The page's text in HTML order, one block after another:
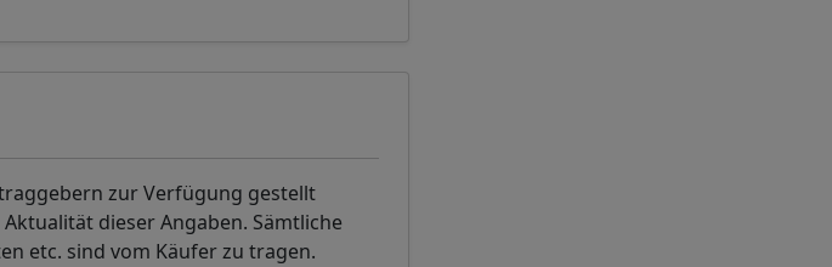
zur Verfügung gestellt
dieser Angaben. Sämtliche
etc. sind vom Käufer zu tragen.